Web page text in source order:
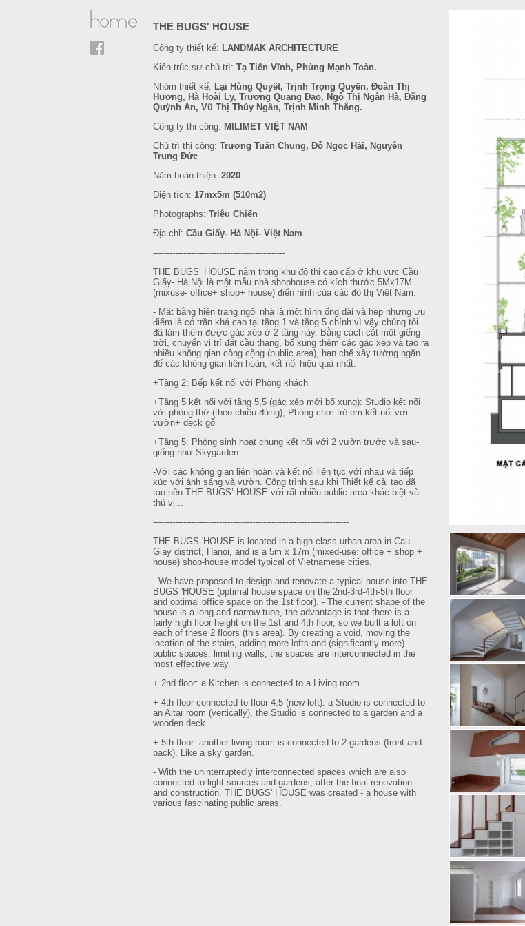
THE BUGS' HOUSE
Công ty thiết kế: LANDMAK ARCHITECTURE
Kiến trúc sư chủ trì: Tạ Tiến Vĩnh, Phùng Mạnh Toàn.
Nhóm thiết kế: Lại Hùng Quyết, Trịnh Trọng Quyền, Đoàn Thị
Hương, Hà Hoài Ly, Trương Quang Đạo, Ngô Thị Ngân Hà, Đặng
Quỳnh An, Vũ Thị Thúy Ngân, Trịnh Minh Thắng.
Công ty thi công: MILIMET VIỆT NAM
Chủ trì thi công: Trương Tuấn Chung, Đỗ Ngọc Hải, Nguyễn
Trung Đức
Năm hoàn thiện: 2020
Diện tích: 17mx5m (510m2)
Photographs: Triệu Chiến
Địa chỉ: Cầu Giấy- Hà Nội- Việt Nam
------------------------------------------------
THE BUGS’ HOUSE nằm trong khu đô thị cao cấp ở khu vực Cầu
Giấy- Hà Nội là một mẫu nhà shophouse có kích thước 5Mx17M
(mixuse- office+ shop+ house) điển hình của các đô thị Việt Nam.
- Mặt bằng hiện trạng ngôi nhà là một hình ống dài và hẹp nhưng ưu
điểm là có trần khá cao tại tầng 1 và tầng 5 chính vì vậy chúng tôi
đã làm thêm được gác xép ở 2 tầng này. Bằng cách cắt một giếng
trời, chuyển vị trí đặt cầu thang, bổ xung thêm các gác xép và tạo ra
nhiều không gian công cộng (public area), hạn chế xây tường ngăn
để các không gian liên hoàn, kết nối hiệu quả nhất.
+Tầng 2: Bếp kết nối với Phòng khách
+Tầng 5 kết nối với tầng 5,5 (gác xép mới bổ xung): Studio kết nối
với phòng thờ (theo chiều đứng), Phòng chơi trẻ em kết nối với
vườn+ deck gỗ
+Tầng 5: Phòng sinh hoạt chung kết nối với 2 vườn trước và sau-
giống như Skygarden.
-Với các không gian liên hoàn và kết nối liên tục với nhau và tiếp
xúc với ánh sáng và vườn. Công trình sau khi Thiết kế cải tao đã
tạo nên THE BUGS’ HOUSE với rất nhiều public area khác biệt và
thú vị...
-----------------------------------------------------------------------
THE BUGS 'HOUSE is located in a high-class urban area in Cau
Giay district, Hanoi, and is a 5m x 17m (mixed-use: office + shop +
house) shop-house model typical of Vietnamese cities.
- We have proposed to design and renovate a typical house into THE
BUGS 'HOUSE (optimal house space on the 2nd-3rd-4th-5th floor
and optimal office space on the 1st floor). - The current shape of the
house is a long and narrow tube, the advantage is that there is a
fairly high floor height on the 1st and 4th floor, so we built a loft on
each of these 2 floors (this area). By creating a void, moving the
location of the stairs, adding more lofts and (significantly more)
public spaces, limiting walls, the spaces are interconnected in the
most effective way.
+ 2nd floor: a Kitchen is connected to a Living room
+ 4th floor connected to floor 4.5 (new loft): a Studio is connected to
an Altar room (vertically), the Studio is connected to a garden and a
wooden deck
+ 5th floor: another living room is connected to 2 gardens (front and
back). Like a sky garden.
- With the uninterruptedly interconnected spaces which are also
connected to light sources and gardens, after the final renovation
and construction, THE BUGS' HOUSE was created - a house with
various fascinating public areas.